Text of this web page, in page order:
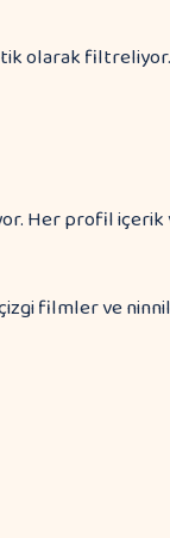
olarak
Her profil
filmler ve